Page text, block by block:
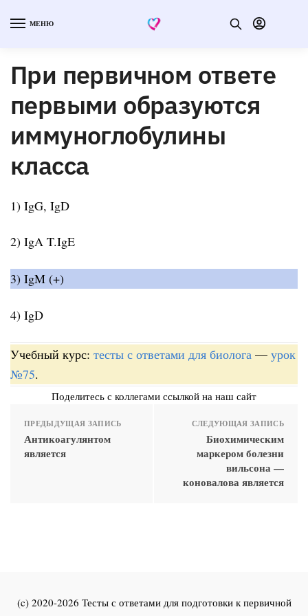
МЕНЮ
При первичном ответе
первыми образуются
иммуноглобулины
класса
1) IgG, IgD
2) IgA T.IgE
3) IgM (+)
4) IgD
Учебный курс: тесты с ответами для биолога — урок
№75.
Поделитесь с коллегами ссылкой на наш сайт
ПРЕДЫДУЩАЯ ЗАПИСЬ
Антикоагулянтом
является
СЛЕДУЮЩАЯ ЗАПИСЬ
Биохимическим
маркером болезни
вильсона —
коновалова является
(c) 2020-2026 Тесты с ответами для подготовки к первичной